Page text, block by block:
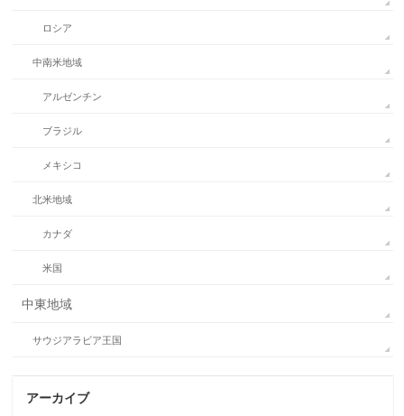
ロシア
中南米地域
アルゼンチン
ブラジル
メキシコ
北米地域
カナダ
米国
中東地域
サウジアラビア王国
アーカイブ